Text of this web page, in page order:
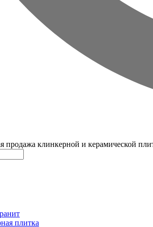
продажа клинкерной и керамической
плитка